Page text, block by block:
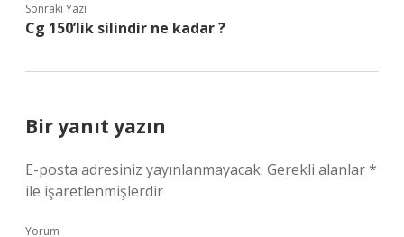
Sonraki Yazı
Cg 150’lik silindir ne kadar ?
Bir yanıt yazın
E-posta adresiniz yayınlanmayacak. Gerekli alanlar*
ile işaretlenmişlerdir
Yorum